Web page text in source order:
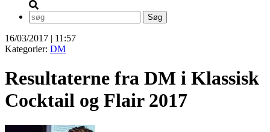
16/03/2017 | 11:57
Kategorier: DM
Resultaterne fra DM i Klassisk
Cocktail og Flair 2017